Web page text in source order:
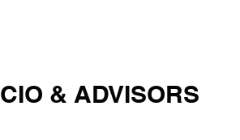
CIO & ​ADVISORS